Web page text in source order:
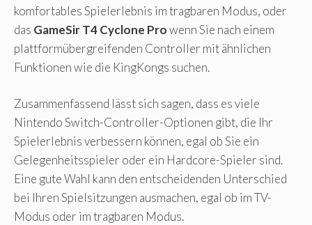
komfortables Spielerlebnis im tragbaren Modus, oder
das GameSir T4 Cyclone Prowenn Sie nach einem
plattformübergreifenden Controller mit ähnlichen
Funktionen wie die KingKongs suchen.
Zusammenfassend lässt sich sagen, dass es viele
Nintendo Switch-Controller-Optionen gibt, die Ihr
Spielerlebnis verbessern können, egal ob Sie ein
Gelegenheitsspieler oder ein Hardcore-Spieler sind.
Eine gute Wahl kann den entscheidenden Unterschied
bei Ihren Spielsitzungen ausmachen, egal ob im TV-
Modus oder im tragbaren Modus.